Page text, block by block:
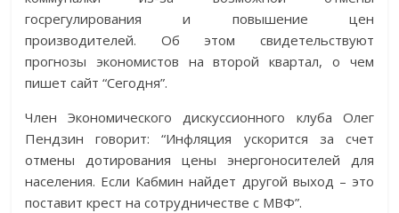
госрегулирования и повышение цен
производителей. Об этом свидетельствуют
прогнозы экономистов на второй квартал, о чем
пишет сайт “Сегодня”.
Член Экономического дискуссионного клуба Олег
Пендзин говорит: “Инфляция ускорится за счет
отмены дотирования цены энергоносителей для
населения. Если Кабмин найдет другой выход – это
поставит крест на сотрудничестве с МВФ”.